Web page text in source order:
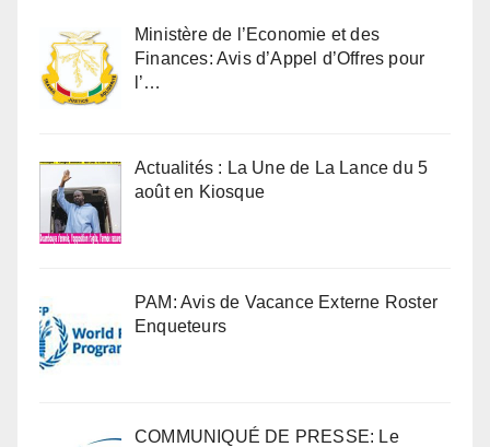
Ministère de l’Economie et des
Finances: Avis d’Appel d’Offres pour
l’…
Actualités : La Une de La Lance du 5
août en Kiosque
PAM: Avis de Vacance Externe Roster
Enqueteurs
COMMUNIQUÉ DE PRESSE: Le